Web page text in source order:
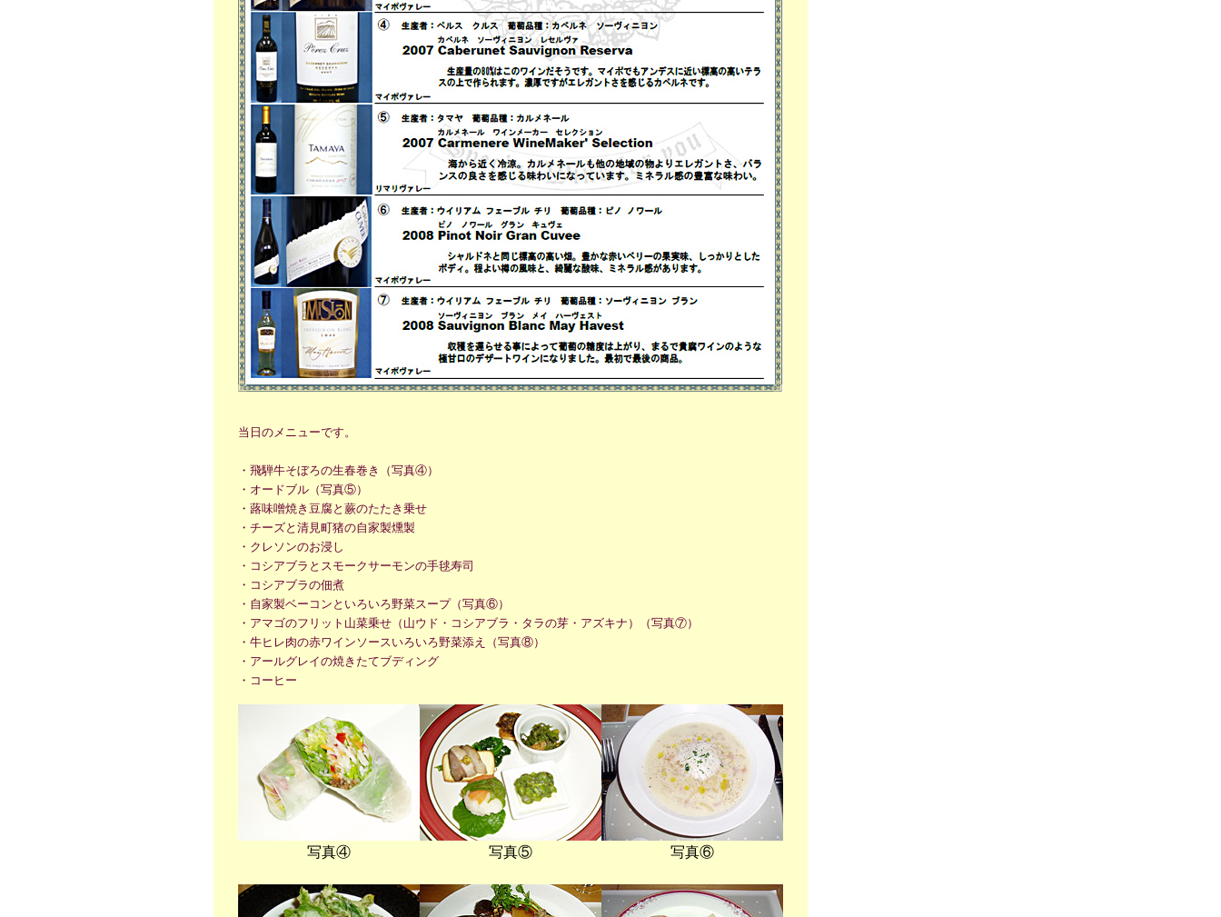
当日のメニューです。
・飛騨牛そぼろの生春巻き（写真④）
・オードブル（写真⑤）
・蕗味噌焼き豆腐と蕨のたたき乗せ
・チーズと清見町猪の自家製燻製
・クレソンのお浸し
・コシアブラとスモークサーモンの手毬寿司
・コシアブラの佃煮
・自家製ベーコンといろいろ野菜スープ（写真⑥）
・アマゴのフリット山菜乗せ（山ウド・コシアブラ・タラの芽・アズキナ）（写真⑦）
・牛ヒレ肉の赤ワインソースいろいろ野菜添え（写真⑧）
・アールグレイの焼きたてブディング
・コーヒー
写真④ 写真⑤ 写真⑥